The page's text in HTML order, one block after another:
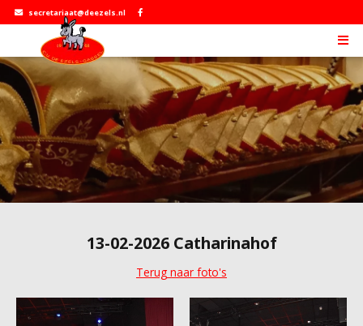
secretariaat@deezels.nl
13-02-2026 Catharinahof
Terug naar foto's